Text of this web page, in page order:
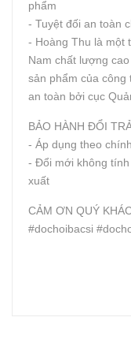
phẩm
- Tuyệt đối an toàn
- Hoàng Thu là một
Nam chất lượng
sản phẩm của công
an toàn bởi cục
BẢO HÀNH ĐỔI
- Áp dụng theo
- Đổi mới không
xuất
CẢM ƠN QUÝ
#dochoibacsi